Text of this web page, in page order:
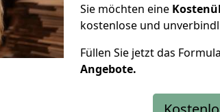
Sie möchten eine
kostenlose und
Füllen Sie jetzt das
Angebote.